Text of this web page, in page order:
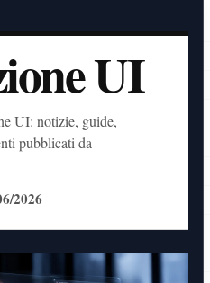
UI
UI: notizie, guide,
pubblicati da
2026